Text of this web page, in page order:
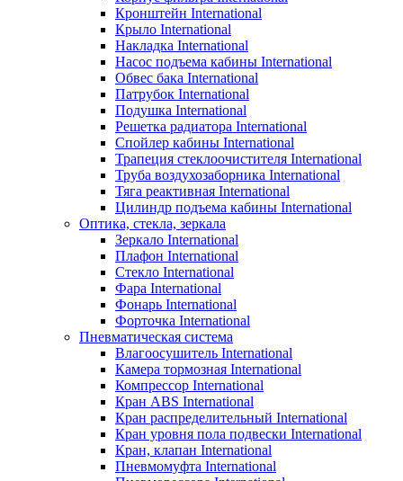
Кронштейн International
Крыло International
Накладка International
Насос подъема кабины International
Обвес бака International
Патрубок International
Подушка International
Решетка радиатора International
Спойлер кабины International
Трапеция стеклоочистителя International
Труба воздухозаборника International
Тяга реактивная International
Цилиндр подъема кабины International
Оптика, стекла, зеркала
Зеркало International
Плафон International
Стекло International
Фара International
Фонарь International
Форточка International
Пневматическая система
Влагоосушитель International
Камера тормозная International
Компрессор International
Кран ABS International
Кран распределительный International
Кран уровня пола подвески International
Кран, клапан International
Пневмомуфта International